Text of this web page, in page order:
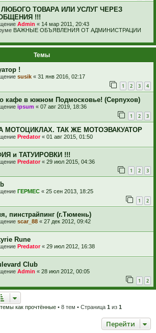
ТОВАРА ИЛИ УСЛУГ ЧЕРЕЗ
!!!
Admin « 14 мар 2011, 20:43
ВАЖНЫЕ ОБЪЯВЛЕНИЯ ОТ АДМИНИСТРАЦИИ
Темы
!
susik « 31 янв 2016, 02:17
1 2 3 4
кафе в южном Подмосковье! (Серпухов)
ipsum « 07 авг 2019, 18:36
1 2 3
МОТОЦИКЛАХ. ТАК ЖЕ МОТОЭВАКУАТОР
Predator« 01 авг 2015, 01:50
и ТАТУИРОВКИ !!!
Predator« 29 июл 2015, 04:36
1 2 3
ГЕРМЕС « 25 сен 2013, 18:25
1 2
пинстрайпинг (г.Тюмень)
scar_88 « 27 дек 2012, 09:42
Rune
Predator« 29 июл 2012, 16:38
Club
Admin « 28 июл 2012, 00:05
1 2
как прочтённые• 8 тем • Страница 1 из 1
Перейти